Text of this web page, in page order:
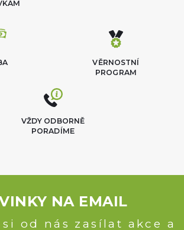
VĚRNOSTNÍ
PROGRAM
VŽDY ODBORNĚ
PORADÍME
NA EMAIL
od nás zasílat akce a